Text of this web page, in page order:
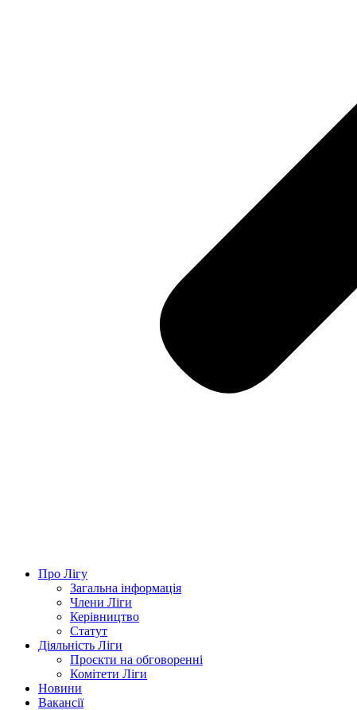
Про Лігу
Загальна інформація
Члени Ліги
Керівництво
Статут
Діяльність Ліги
Проєкти на обговоренні
Комітети Ліги
Новини
Вакансії